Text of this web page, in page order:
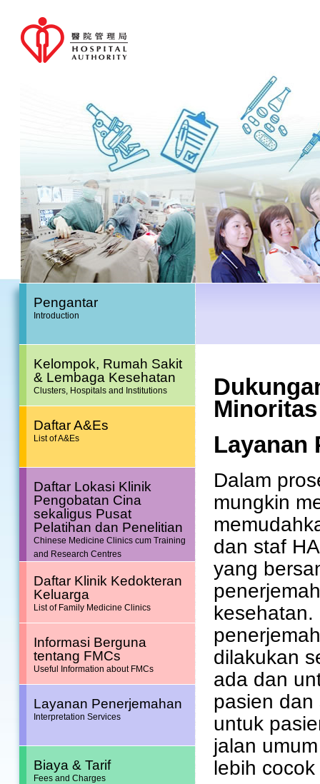
Pengantar
Introduction
Kelompok, Rumah Sakit
& Lembaga Kesehatan
Clusters, Hospitals and Institutions
Daftar A&Es
List of A&Es
Daftar Lokasi Klinik
Pengobatan Cina
sekaligus Pusat
Pelatihan dan Penelitian
Chinese Medicine Clinics cum Training
and Research Centres
Daftar Klinik Kedokteran
Keluarga
List of Family Medicine Clinics
Informasi Berguna
tentang FMCs
Useful Information about FMCs
Layanan Penerjemahan
Interpretation Services
Biaya & Tarif
Fees and Charges
Minoritas
Layanan
Dalam
mungkin
dan staf
yang
dilakukan
ada dan
pasien
untuk
jalan
lebih